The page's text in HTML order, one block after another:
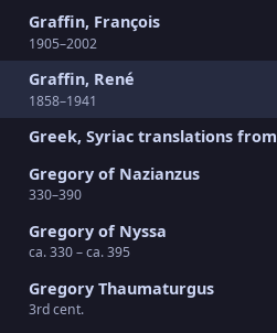
Graffin, François
1905–2002
Graffin, René
1858–1941
Greek, Syriac translations from
Gregory of Nazianzus
330–390
Gregory of Nyssa
ca. 330 – ca. 395
Gregory Thaumaturgus
3rd cent.